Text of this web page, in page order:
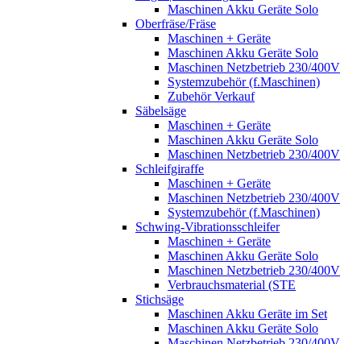
Maschinen Akku Geräte Solo
Oberfräse/Fräse
Maschinen + Geräte
Maschinen Akku Geräte Solo
Maschinen Netzbetrieb 230/400V
Systemzubehör (f.Maschinen)
Zubehör Verkauf
Säbelsäge
Maschinen + Geräte
Maschinen Akku Geräte Solo
Maschinen Netzbetrieb 230/400V
Schleifgiraffe
Maschinen + Geräte
Maschinen Netzbetrieb 230/400V
Systemzubehör (f.Maschinen)
Schwing-Vibrationsschleifer
Maschinen + Geräte
Maschinen Akku Geräte Solo
Maschinen Netzbetrieb 230/400V
Verbrauchsmaterial (STE
Stichsäge
Maschinen Akku Geräte im Set
Maschinen Akku Geräte Solo